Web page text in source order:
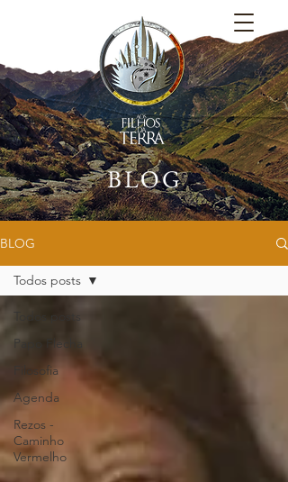
BLOG
BLOG
Todos posts
Papo Flecha
Filosofia
Agenda
Rezos -
Caminho
Vermelho
Todos posts